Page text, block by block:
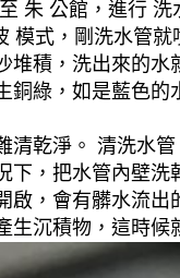
朱 公館，進行
模式，剛洗水管
積，洗出來的
綠，如是藍色
清乾淨。 清洗水
下，把水管內壁洗
啟，會有髒水流
沉積物，這時候